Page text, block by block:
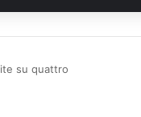
su quattro